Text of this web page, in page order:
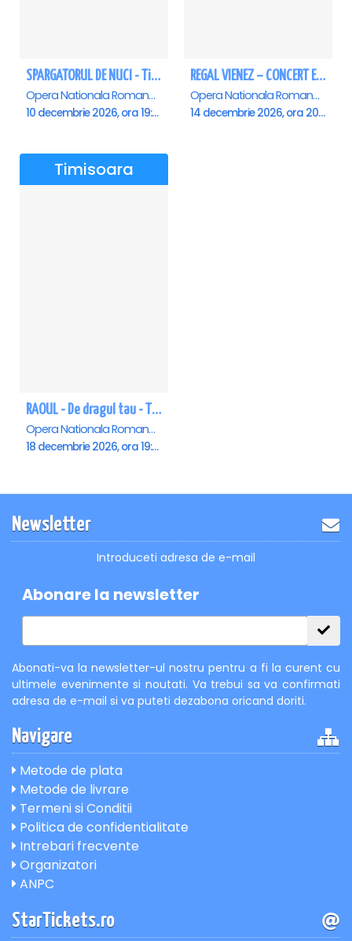
SPARGATORUL DE NUCI - Timisoara
Opera Nationala Romana , Timisoara
10 decembrie 2026, ora 19:00
REGAL VIENEZ – CONCERT EXTRAORDINAR DE CRACIUN - Timisoara
Opera Nationala Romana , Timisoara
14 decembrie 2026, ora 20:00
Timisoara
RAOUL - De dragul tau - Timisoara
Opera Nationala Romana , Timisoara
18 decembrie 2026, ora 19:00
Newsletter
Introduceti adresa de e-mail
Abonare la newsletter
Abonati-va la newsletter-ul nostru pentru a fi la curent cu
ultimele evenimente si noutati. Va trebui sa va confirmati
adresa de e-mail si va puteti dezabona oricand doriti.
Navigare
Metode de plata
Metode de livrare
Termeni si Conditii
Politica de confidentialitate
Intrebari frecvente
Organizatori
ANPC
StarTickets.ro